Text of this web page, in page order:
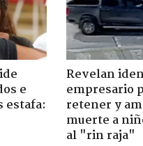
e
estafa:
Revelan
empresario
retener y
muerte a
al "rin raja"